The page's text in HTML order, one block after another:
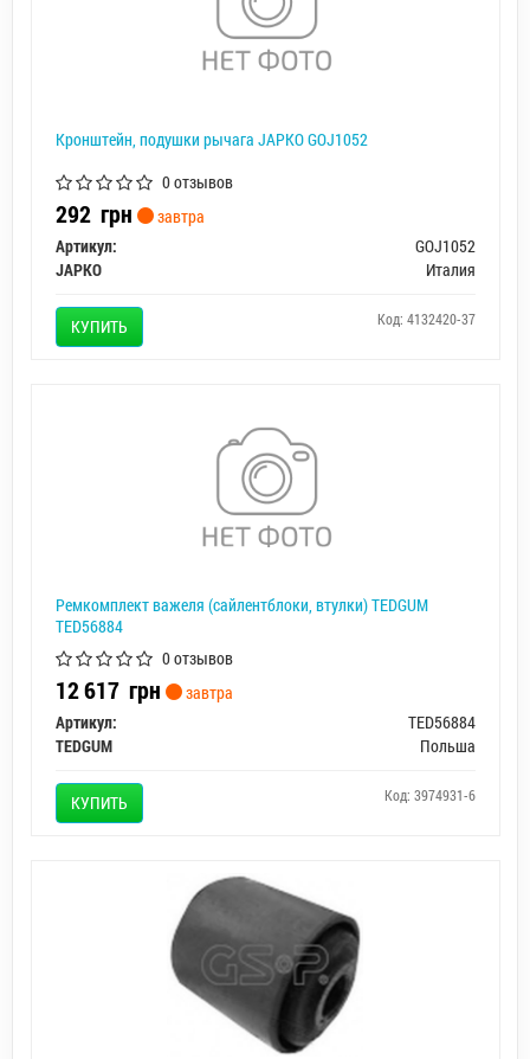
Кронштейн, подушки рычага JAPKO GOJ1052
0 отзывов
292 грн
завтра
Артикул:
GOJ1052
JAPKO
Италия
КУПИТЬ Код: 4132420-37
Ремкомплект важеля (сайлентблоки, втулки) TEDGUM
TED56884
0 отзывов
12 617 грн
завтра
Артикул:
TED56884
TEDGUM
Польша
КУПИТЬ Код: 3974931-6